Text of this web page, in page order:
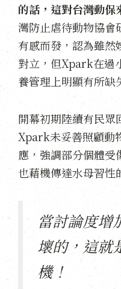
的話，這對台灣動保
灣防止虐待動物協會
有感而發，認為雖然
對立，但Xpark在過
養管理上明顯有所缺
開幕初期陸續有民眾
Xpark未妥善照顧動
應，強調部分個體受
也藉機傳達水母習性
當討論度增
壞的，這就
機！